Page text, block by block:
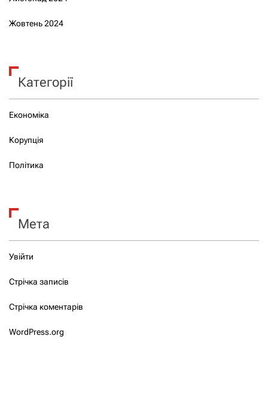
Жовтень 2024
Категорії
Економіка
Корупція
Політика
Мета
Увійти
Стрічка записів
Стрічка коментарів
WordPress.org